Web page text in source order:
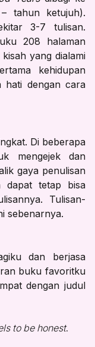
tahun ketujuh).
3-7 tulisan.
208 halaman
yang dialami
kehidupan
hati dengan cara
Di beberapa
mengejek dan
gaya penulisan
dapat tetap bisa
Tulisan-
sebenarnya.
dan berjasa
buku favoritku
dengan judul
to be honest.